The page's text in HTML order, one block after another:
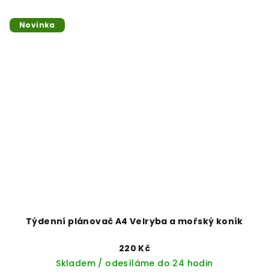
Novinka
Týdenní plánovač A4 Velryba a mořský koník
220 Kč
Skladem / odesíláme do 24 hodin